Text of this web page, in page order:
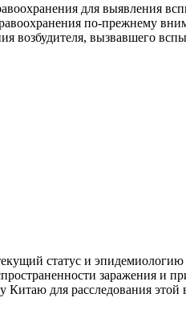
для выявления
по-прежнему
возбудителя, вызвавшего
статус и
заражения и
Китаю для расследования